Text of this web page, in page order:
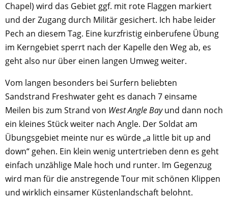
Chapel) wird das Gebiet ggf. mit rote Flaggen markiert
und der Zugang durch Militär gesichert. Ich habe leider
Pech an diesem Tag. Eine kurzfristig einberufene Übung
im Kerngebiet sperrt nach der Kapelle den Weg ab, es
geht also nur über einen langen Umweg weiter.
Vom langen besonders bei Surfern beliebten
Sandstrand Freshwater geht es danach 7 einsame
Meilen bis zum Strand von West Angle Bayund dann noch
ein kleines Stück weiter nach Angle. Der Soldat am
Übungsgebiet meinte nur es würde „a little bit up and
down“ gehen. Ein klein wenig untertrieben denn es geht
einfach unzählige Male hoch und runter. Im Gegenzug
wird man für die anstregende Tour mit schönen Klippen
und wirklich einsamer Küstenlandschaft belohnt.